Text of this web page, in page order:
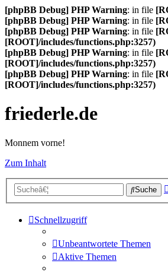
[phpBB Debug] PHP Warning: in file
[phpBB Debug] PHP Warning: in file
[phpBB Debug] PHP Warning: in file
[ROOT]/includes/functions.php:3257)
[phpBB Debug] PHP Warning: in file
[ROOT]/includes/functions.php:3257)
[phpBB Debug] PHP Warning: in file
[ROOT]/includes/functions.php:3257)
friederle.de
Monnem vorne!
Zum Inhalt
Suche
Schnellzugriff
Unbeantwortete Themen
Aktive Themen